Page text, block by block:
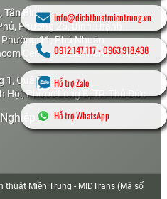
Tân Bình
Phường 25, Bình Thạnh
11, Phú Nhuận
Center, 72 Lê Thánh Tôn, Bến
1, Quận 8
Hội, Phước Long B, TP. Thủ Đức
thuật Miền Trung - MIDTrans (Mã số
info@dichthuatmientrung.vn
0912.147.117-0963.918.438
Hỗ trợ Zalo
Hỗ trợ WhatsApp